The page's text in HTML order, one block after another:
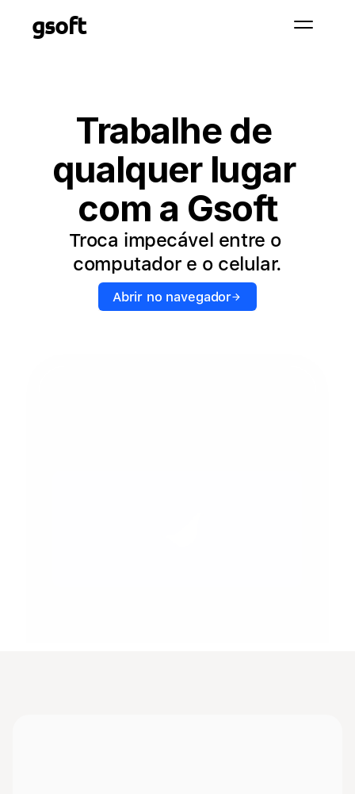
Trabalhe de
qualquer lugar
com a Gsoft
Troca impecável entre o
computador e o celular.
Abrir no navegador
gsoft